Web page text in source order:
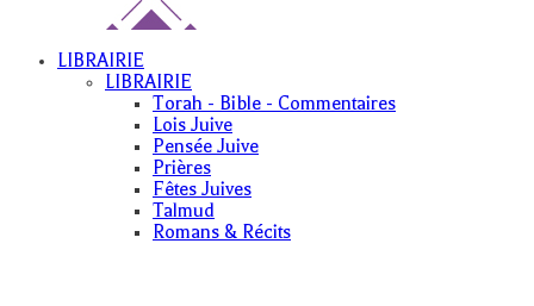
LIBRAIRIE
LIBRAIRIE
Torah - Bible - Commentaires
Lois Juive
Pensée Juive
Prières
Fêtes Juives
Talmud
Romans & Récits